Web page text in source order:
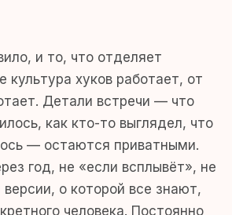
и то, что отделяет
культура хуков работает, от
Детали встречи — что
как кто-то выглядел, что
— остаются приватными.
год, не «если всплывёт», не
версии, о которой все знают,
человека. Постоянно